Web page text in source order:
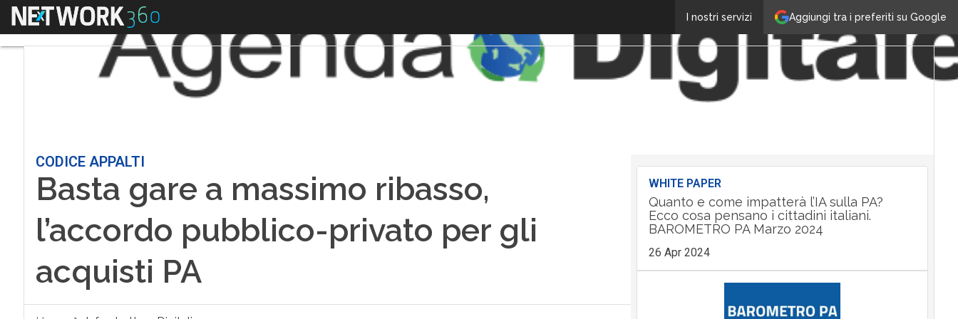
Aggiungi tra i preferiti su Google
I nostri servizi
Menu
CODICE APPALTI
Basta gare a massimo ribasso,
l’accordo pubblico-privato per gli
acquisti PA
WHITE PAPER
Quanto e come impatterà l’IA sulla PA?
Ecco cosa pensano i cittadini italiani.
BAROMETRO PA Marzo 2024
26 Apr 2024